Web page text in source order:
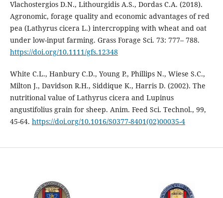
Vlachostergios D.N., Lithourgidis A.S., Dordas C.A. (2018).
Agronomic, forage quality and economic advantages of red
pea (Lathyrus cicera L.) intercropping with wheat and oat
under low-input farming. Grass Forage Sci. 73: 777– 788.
https://doi.org/10.1111/gfs.12348
White C.L., Hanbury C.D., Young P., Phillips N., Wiese S.C.,
Milton J., Davidson R.H., Siddique K., Harris D. (2002). The
nutritional value of Lathyrus cicera and Lupinus
angustifolius grain for sheep. Anim. Feed Sci. Technol., 99,
45-64. https://doi.org/10.1016/S0377-8401(02)00035-4